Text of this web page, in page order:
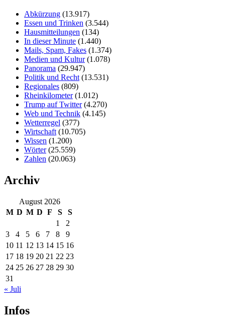
Abkürzung (13.917)
Essen und Trinken (3.544)
Hausmitteilungen (134)
In dieser Minute (1.440)
Mails, Spam, Fakes (1.374)
Medien und Kultur(1.078)
Panorama (29.947)
Politik und Recht(13.531)
Regionales (809)
Rheinkilometer(1.012)
Trump auf Twitter(4.270)
Web und Technik (4.145)
Wetterregel (377)
Wirtschaft(10.705)
Wissen (1.200)
Wörter(25.559)
Zahlen (20.063)
Archiv
August 2026
M D M D F S
S
1
2
3
4 5 6 7 8
9
10 11 12 13 14 15 16
17 18 19 20 21 22 23
24 25 26 27 28 29 30
31
« Juli
Infos